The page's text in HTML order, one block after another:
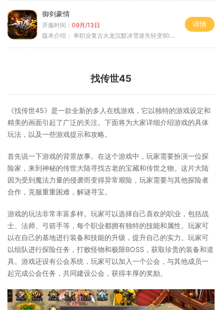
御剑豪情
开服时间： 09月/13日
版本介绍： 单职业复古火龙沉默冰雪迷失轻变8085
详情
找传世45
《找传世45》是一款全新的多人在线游戏，它以独特的游戏设定和
精美的画面引起了广泛的关注。下面将为大家详细介绍游戏的具体
玩法，以及一些游戏提示和攻略。
首先说一下游戏的背景故事。在这个游戏中，玩家需要扮演一位探
险家，来到神秘的传世大陆寻找古老的宝藏和传世之物。这片大陆
因为受到魔法力量的侵袭而变得异常艰险，玩家需要与其他探险者
合作，克服重重困难，解谜寻宝。
游戏的玩法非常丰富多样。玩家可以选择自己喜欢的职业，包括战
士、法师、弓箭手等，每个职业都拥有独特的技能和属性。玩家可
以在自己的基地进行装备和技能的升级，提升自己的实力。玩家可
以组队进行探险任务，打败怪物和极限BOSS，获取珍贵的装备和道
具。游戏还设有公会系统，玩家可以加入一个公会，与其他成员一
起完成公会任务，共同建设公会，获得丰厚的奖励。